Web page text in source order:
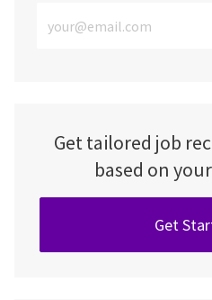
Get tailored job
based on
Get